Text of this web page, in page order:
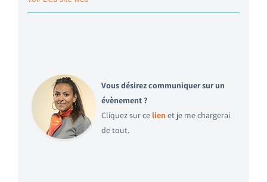
Vous désirez communiquer sur un
évènement ?
Cliquez sur ce lien et je me chargerai
de tout.